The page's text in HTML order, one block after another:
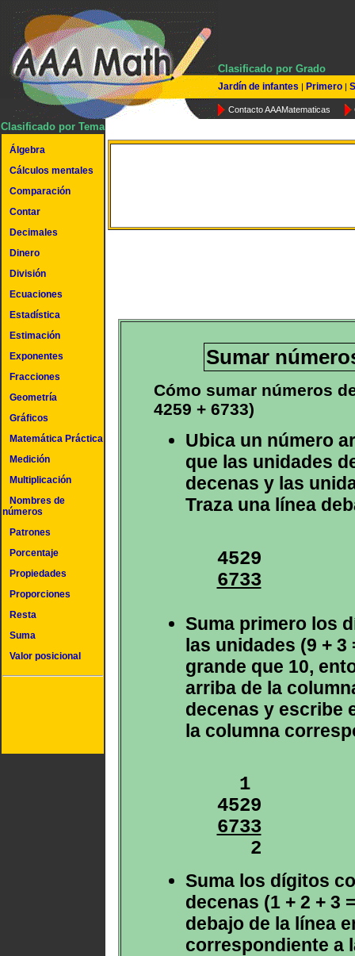
Clasificado por Grado
Jardín de infantes | Primero |
Contacto AAAMatematicas
Clasificado por Tema
Álgebra
Cálculos mentales
Comparación
Contar
Decimales
Dinero
División
Ecuaciones
Estadística
Estimación
Exponentes
Fracciones
Geometría
Gráficos
Matemática Práctica
Medición
Multiplicación
Nombres de
números
Patrones
Porcentaje
Propiedades
Proporciones
Resta
Suma
Valor posicional
Sumar
Cómo sumar números
4259 + 6733)
Ubica un número
que las unidades
decenas y las
Traza una línea
6733
Suma primero los
las unidades (9 + 3
grande que 10,
arriba de la
decenas y escribe
la columna
1
6733
2
Suma los dígitos
decenas (1 + 2 + 3
debajo de la línea
correspondiente a